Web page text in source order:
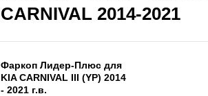
CARNIVAL 2014-2021
Фаркоп Лидер-Плюс для
KIA CARNIVAL III (YP) 2014
- 2021 г.в.